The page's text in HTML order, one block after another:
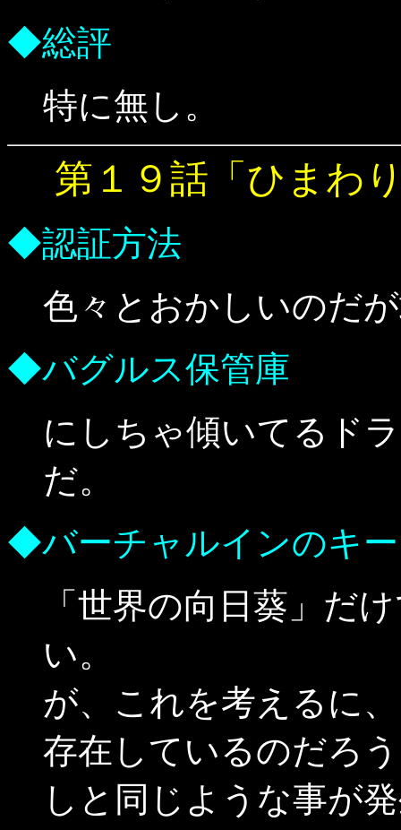
◆総評
特に無し。
第１９話「ひまわ
◆認証方法
色々とおかしいのだ
◆バグルス保管庫
にしちゃ傾いてるド
だ。
◆バーチャルインのキ
「世界の向日葵」だ
い。
が、これを考えるに
存在しているのだろ
しと同じような事が